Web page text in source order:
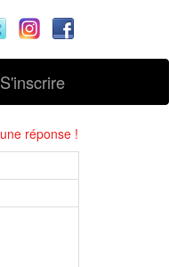
S'inscrire